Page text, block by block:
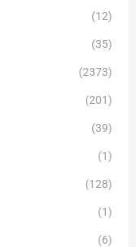
(12)
(35)
(2373)
(201)
(39)
(1)
(128)
(1)
(6)